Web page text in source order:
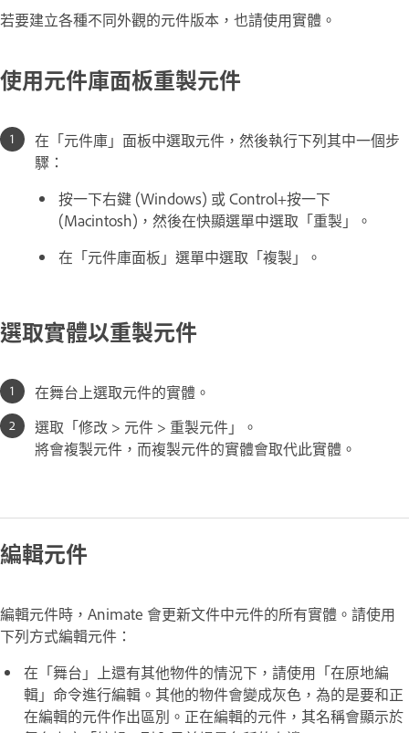
若要建立各種不同外觀的元件版本，也請使用實體。
使用元件庫面板重製元件
在「元件庫」面板中選取元件，然後執行下列其中一個步
驟：
按一下右鍵 (Windows) 或 Control+按一下
(Macintosh)，然後在快顯選單中選取「重製」。
在「元件庫面板」選單中選取「複製」。
選取實體以重製元件
在舞台上選取元件的實體。
選取「修改 > 元件 > 重製元件」。
將會複製元件，而複製元件的實體會取代此實體。
編輯元件
編輯元件時，Animate 會更新文件中元件的所有實體。請使用
下列方式編輯元件：
在「舞台」上還有其他物件的情況下，請使用「在原地編
輯」命令進行編輯。其他的物件會變成灰色，為的是要和正
在編輯的元件作出區別。正在編輯的元件，其名稱會顯示於